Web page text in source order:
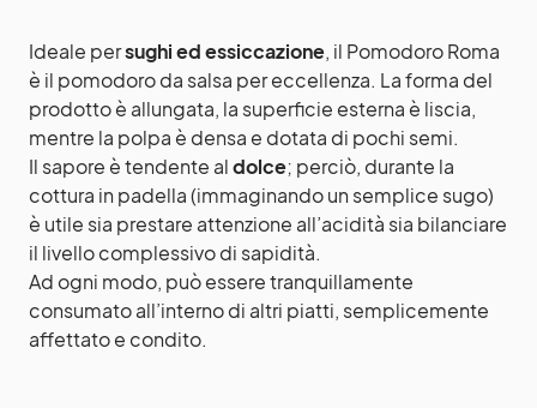
Ideale persughi ed essiccazione, il Pomodoro Roma
è il pomodoro da salsa per eccellenza. La forma del
prodotto è allungata, la superficie esterna è liscia,
mentre la polpa è densa e dotata di pochi semi.
Il sapore è tendente aldolce; perciò, durante la
cottura in padella (immaginando un semplice sugo)
è utile sia prestare attenzione all’acidità sia bilanciare
il livello complessivo di sapidità.
Ad ogni modo, può essere tranquillamente
consumato all’interno di altri piatti, semplicemente
affettato e condito.